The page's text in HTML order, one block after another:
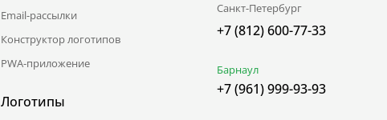
Email-рассылки
Конструктор логотипов
PWA-приложение
Логотипы
Санкт-Петербург
+7 (812) 600-77-33
Барнаул
+7 (961) 999-93-93